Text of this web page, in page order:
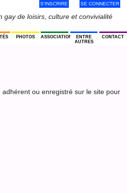
gay de loisirs, culture et convivialité
S'INSCRIRE SE CONNECTER
PHOTOS ASSOCIATION
ENTRE
AUTRES
CONTACT
ou enregistré sur le site pour